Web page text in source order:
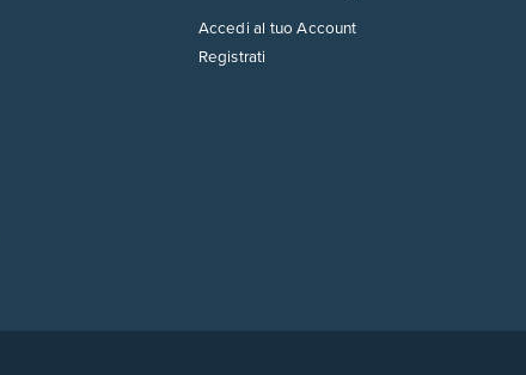
Accedi al tuo Account
Registrati